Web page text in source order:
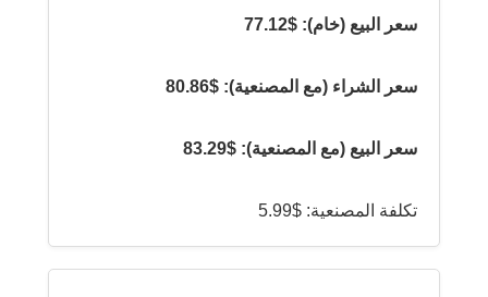
سعر البيع (خام): $77.12
سعر الشراء (مع المصنعية): $80.86
سعر البيع (مع المصنعية): $83.29
تكلفة المصنعية: $5.99